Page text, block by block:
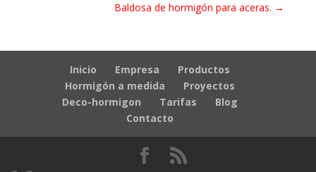
Baldosa de hormigón para aceras. →
Inicio Empresa
Productos
Hormigón a medida
Proyectos
Deco-hormigon
Tarifas
Blog
Contacto